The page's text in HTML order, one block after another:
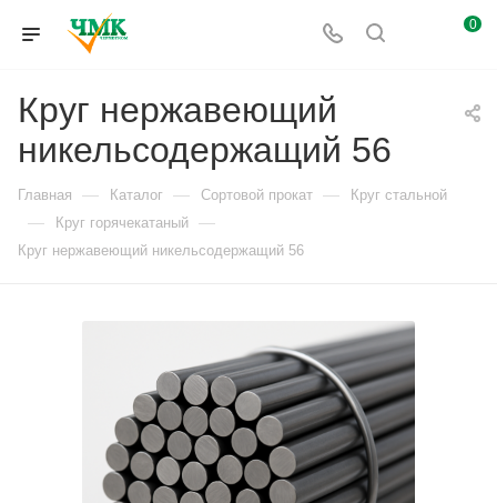
0
Круг нержавеющий
никельсодержащий 56
Главная — Каталог — Сортовой прокат — Круг стальной
— Круг горячекатаный —
Круг нержавеющий никельсодержащий 56